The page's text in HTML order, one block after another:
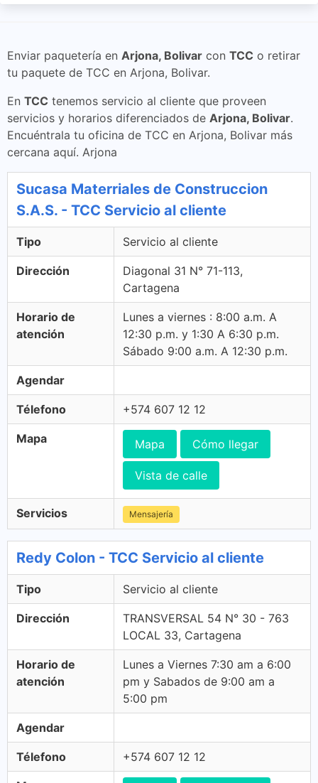
Enviar paquetería en Arjona, Bolivar con TCC o retirar
tu paquete de TCC en Arjona, Bolivar.
En TCC tenemos servicio al cliente que proveen
servicios y horarios diferenciados de Arjona, Bolivar.
Encuéntrala tu oficina de TCC en Arjona, Bolivar más
cercana aquí. Arjona
Sucasa Materriales de Construccion
S.A.S. - TCC Servicio al cliente
Tipo Servicio al cliente
Dirección
Diagonal 31 N° 71-113,
Cartagena
Horario de
atención
Lunes a viernes : 8:00 a.m. A
12:30 p.m. y 1:30 A 6:30 p.m.
Sábado 9:00 a.m. A 12:30 p.m.
Agendar
Télefono +574 607 12 12
Mapa Mapa Cómo llegar
Vista de calle
Servicios Mensajería
Redy Colon - TCC Servicio al cliente
Tipo Servicio al cliente
Dirección
TRANSVERSAL 54 N° 30 - 763
LOCAL 33, Cartagena
Horario de
atención
Lunes a Viernes 7:30 am a 6:00
pm y Sabados de 9:00 am a
5:00 pm
Agendar
Télefono +574 607 12 12